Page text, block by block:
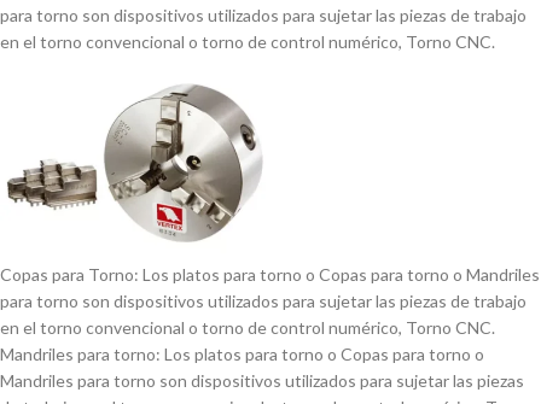
para torno son dispositivos utilizados para sujetar las piezas de trabajo
en el torno convencional o torno de control numérico, Torno CNC.
Copas para Torno: Los platos para torno o Copas para torno o Mandriles
para torno son dispositivos utilizados para sujetar las piezas de trabajo
en el torno convencional o torno de control numérico, Torno CNC.
Mandriles para torno: Los platos para torno o Copas para torno o
Mandriles para torno son dispositivos utilizados para sujetar las piezas